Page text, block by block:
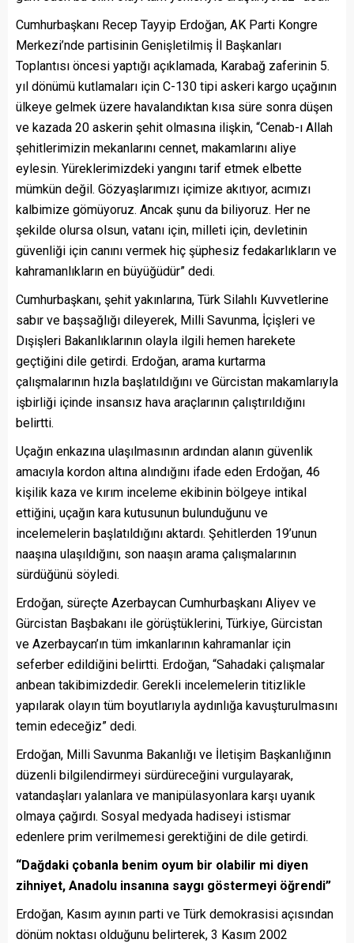
Cumhurbaşkanı Recep Tayyip Erdoğan, AK Parti Kongre
Merkezi’nde partisinin Genişletilmiş İl Başkanları
Toplantısı öncesi yaptığı açıklamada, Karabağ zaferinin 5.
yıl dönümü kutlamaları için C-130 tipi askeri kargo uçağının
ülkeye gelmek üzere havalandıktan kısa süre sonra düşen
ve kazada 20 askerin şehit olmasına ilişkin, “Cenab-ı Allah
şehitlerimizin mekanlarını cennet, makamlarını aliye
eylesin. Yüreklerimizdeki yangını tarif etmek elbette
mümkün değil. Gözyaşlarımızı içimize akıtıyor, acımızı
kalbimize gömüyoruz. Ancak şunu da biliyoruz. Her ne
şekilde olursa olsun, vatanı için, milleti için, devletinin
güvenliği için canını vermek hiç şüphesiz fedakarlıkların ve
kahramanlıkların en büyüğüdür” dedi.
Cumhurbaşkanı, şehit yakınlarına, Türk Silahlı Kuvvetlerine
sabır ve başsağlığı dileyerek, Milli Savunma, İçişleri ve
Dışişleri Bakanlıklarının olayla ilgili hemen harekete
geçtiğini dile getirdi. Erdoğan, arama kurtarma
çalışmalarının hızla başlatıldığını ve Gürcistan makamlarıyla
işbirliği içinde insansız hava araçlarının çalıştırıldığını
belirtti.
Uçağın enkazına ulaşılmasının ardından alanın güvenlik
amacıyla kordon altına alındığını ifade eden Erdoğan, 46
kişilik kaza ve kırım inceleme ekibinin bölgeye intikal
ettiğini, uçağın kara kutusunun bulunduğunu ve
incelemelerin başlatıldığını aktardı. Şehitlerden 19’unun
naaşına ulaşıldığını, son naaşın arama çalışmalarının
sürdüğünü söyledi.
Erdoğan, süreçte Azerbaycan Cumhurbaşkanı Aliyev ve
Gürcistan Başbakanı ile görüştüklerini, Türkiye, Gürcistan
ve Azerbaycan’ın tüm imkanlarının kahramanlar için
seferber edildiğini belirtti. Erdoğan, “Sahadaki çalışmalar
anbean takibimizdedir. Gerekli incelemelerin titizlikle
yapılarak olayın tüm boyutlarıyla aydınlığa kavuşturulmasını
temin edeceğiz” dedi.
Erdoğan, Milli Savunma Bakanlığı ve İletişim Başkanlığının
düzenli bilgilendirmeyi sürdüreceğini vurgulayarak,
vatandaşları yalanlara ve manipülasyonlara karşı uyanık
olmaya çağırdı. Sosyal medyada hadiseyi istismar
edenlere prim verilmemesi gerektiğini de dile getirdi.
“Dağdaki çobanla benim oyum bir olabilir mi diyen
zihniyet, Anadolu insanına saygı göstermeyi öğrendi”
Erdoğan, Kasım ayının parti ve Türk demokrasisi açısından
dönüm noktası olduğunu belirterek, 3 Kasım 2002